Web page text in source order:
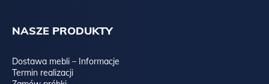
NASZE PRODUKTY
Dostawa mebli – Informacje
Termin realizacji